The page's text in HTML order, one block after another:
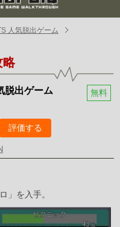
人気脱出ゲーム
略
脱出ゲーム 無料
評価する
」を入手。